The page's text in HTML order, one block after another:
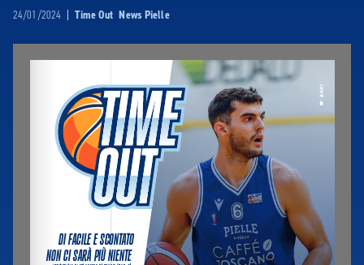
24/01/2024 | Time Out News Pielle